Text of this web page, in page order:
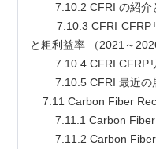
7.10.2 CFRI の
        7.10.3 CFRI CFRPリサイクル の販売量、売上、単価
と粗利益率 （2021～
7.10.4 CFRI
7.10.5 CFRI 最近
7.11 Carbon Fiber
7.11.1 Carbon
7.11.2 Carbon